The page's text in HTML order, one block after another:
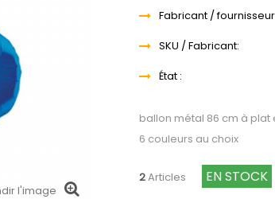
l'image
Fabricant /
SKU / Fabricant:
État :
ballon métal 86 cm à plat
6 couleurs au choix
2Articles EN STOCK